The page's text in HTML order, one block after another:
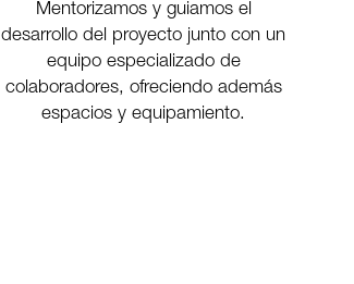
Mentorizamos y guiamos el
desarrollo del proyecto junto con un
equipo especializado de
colaboradores, ofreciendo además
espacios y equipamiento.